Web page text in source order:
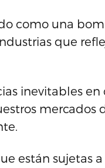
como una
que
inevitables
mercados
están sujetas